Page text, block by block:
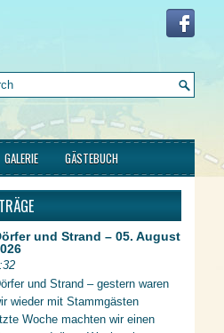
GALERIE GÄSTEBUCH
und Strand – 05. August
und Strand – gestern waren
wieder mit Stammgästen
Woche machten wir einen